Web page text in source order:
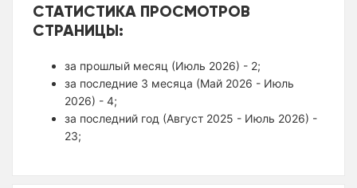
СТАТИСТИКА ПРОСМОТРОВ
СТРАНИЦЫ:
за прошлый месяц (Июль 2026) - 2;
за последние 3 месяца (Май 2026 - Июль
2026) - 4;
за последний год (Август 2025 - Июль 2026) -
23;